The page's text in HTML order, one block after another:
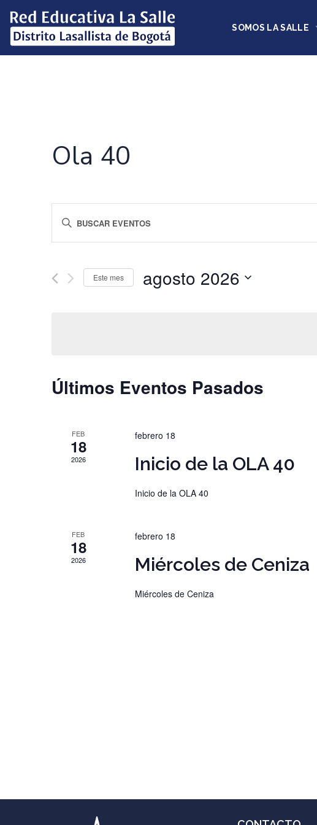
SOMOS LA SALLE
Ola 40
Navegación
de
búsqueda
de
Eventos
Introduce
clave.
clave.
Este mes agosto 2026
Últimos Eventos Pasados
FEB
18
2026
febrero 18
Inicio de la OLA 40
Inicio de la OLA 40
FEB
18
2026
febrero 18
Miércoles de Ceniza
Miércoles de Ceniza